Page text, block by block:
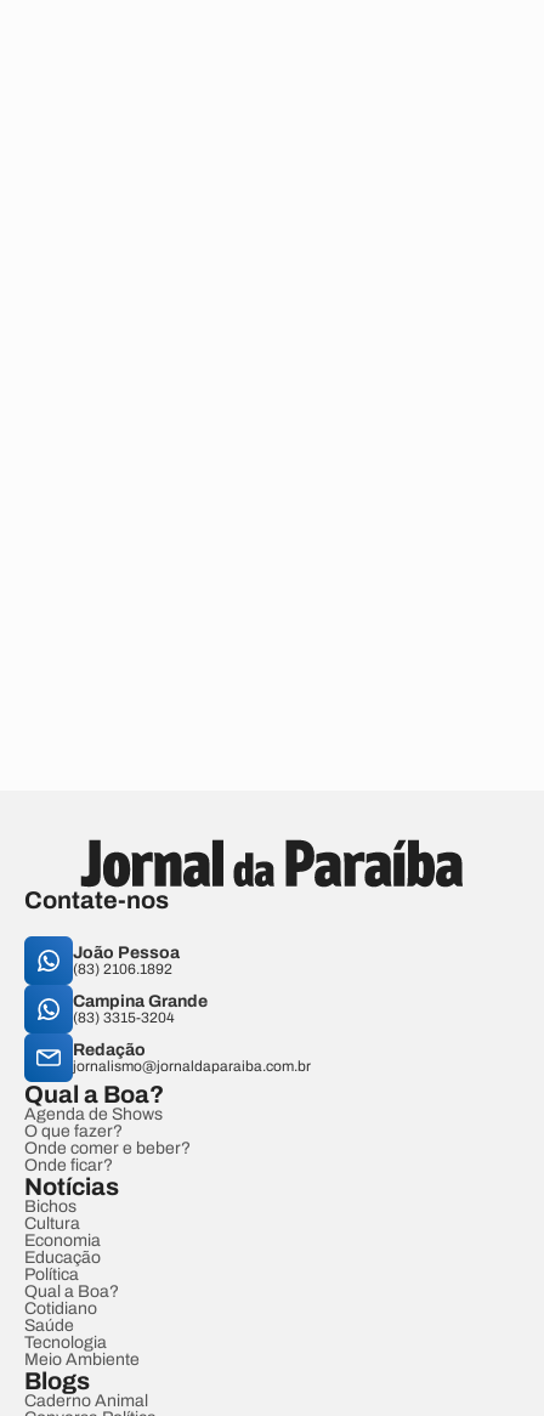
Contate-nos
João Pessoa
(83) 2106.1892
Campina Grande
(83) 3315-3204
Redação
jornalismo@jornaldaparaiba.com.br
Qual a Boa?
Agenda de Shows
O que fazer?
Onde comer e beber?
Onde ficar?
Notícias
Bichos
Cultura
Economia
Educação
Política
Qual a Boa?
Cotidiano
Saúde
Tecnologia
Meio Ambiente
Blogs
Caderno Animal